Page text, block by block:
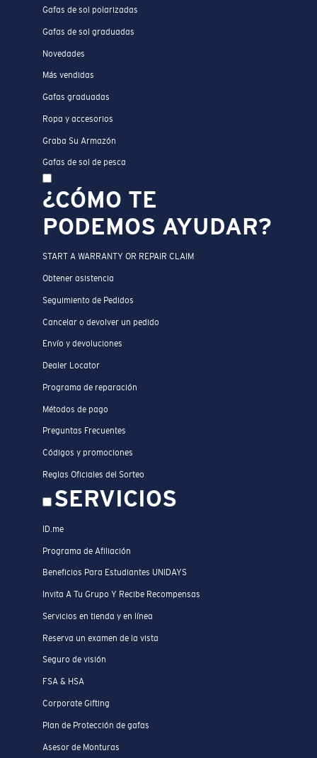
Gafas de sol polarizadas
Gafas de sol graduadas
Novedades
Más vendidas
Gafas graduadas
Ropa y accesorios
Graba Su Armazón
Gafas de sol de pesca
¿CÓMO TE
PODEMOS AYUDAR?
START A WARRANTY OR REPAIR CLAIM
Obtener asistencia
Seguimiento de Pedidos
Cancelar o devolver un pedido
Envío y devoluciones
Dealer Locator
Programa de reparación
Métodos de pago
Preguntas Frecuentes
Códigos y promociones
Reglas Oficiales del Sorteo
SERVICIOS
ID.me
Programa de Afiliación
Beneficios Para Estudiantes UNIDAYS
Invita A Tu Grupo Y Recibe Recompensas
Servicios en tienda y en línea
Reserva un examen de la vista
Seguro de visión
FSA & HSA
Corporate Gifting
Plan de Protección de gafas
Asesor de Monturas